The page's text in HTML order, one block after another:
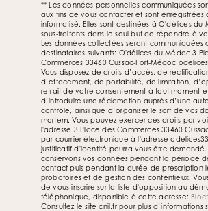
** Les données personnelles communiquées
aux fins de vous contacter et sont enregistrées
informatisé. Elles sont destinées à O'délices du
sous-traitants dans le seul but de répondre à
Les données collectées seront communiquées
destinataires suivants: O'délices du Médoc 3
Commerces 33460 Cussac-Fort-Médoc
Vous disposez de droits d’accès, de
d’effacement, de portabilité, de limitation,
retrait de votre consentement à tout moment
d’introduire une réclamation auprès d’une
contrôle, ainsi que d’organiser le sort de vos
mortem. Vous pouvez exercer ces droits par
l'adresse 3 Place des Commerces 33460
par courrier électronique à l'adresse
justificatif d'identité pourra vous être demandé.
conservons vos données pendant la période
contact puis pendant la durée de prescription
probatoires et de gestion des contentieux.
de vous inscrire sur la liste d'opposition au
téléphonique, disponible à cette adresse:
Consultez le site cnil.fr pour plus d’informations